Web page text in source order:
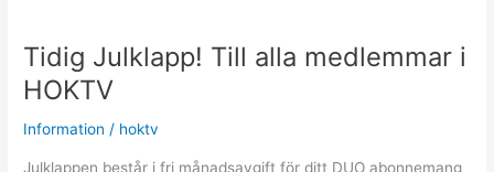
Tidig Julklapp! Till alla medlemmar i
HOKTV
Information / hoktv
Julklappen består i fri månadsavgift för ditt DUO abonnemang